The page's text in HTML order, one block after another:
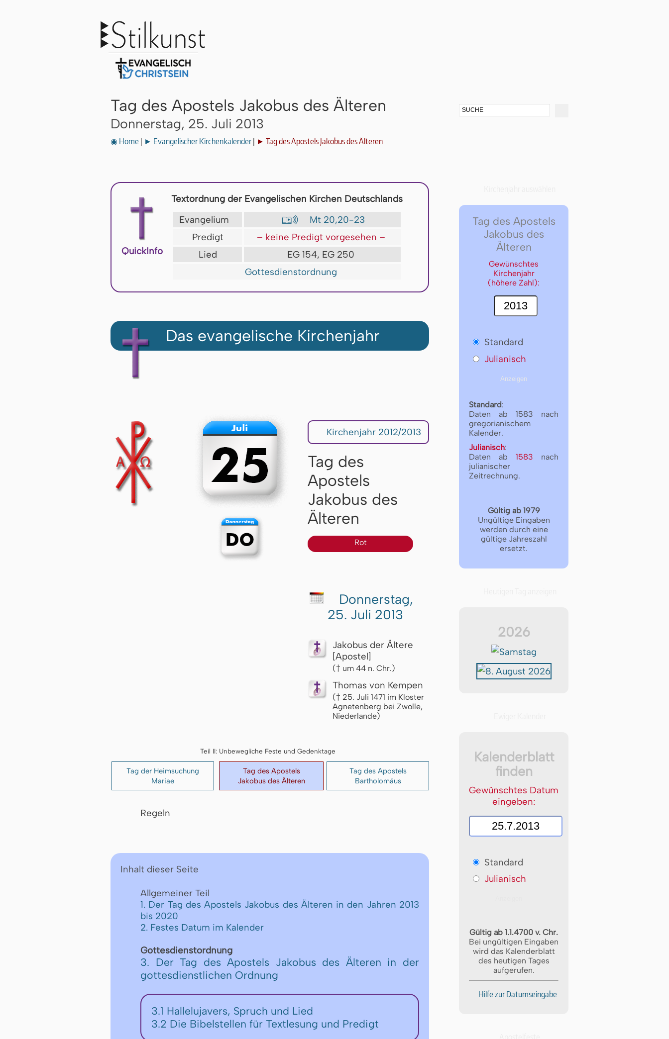
Tag des Apostels Jakobus des Älteren
Donnerstag, 25. Juli 2013
◉ Home ► Evangelischer Kirchenkalender| ► Tag des Apostels Jakobus des Älteren
QuickInfo
Textordnung der Evangelischen Kirchen Deutschlands
Evangelium

Mt 20,20-23
Predigt
– keine Predigt vorgesehen –
Lied
EG 154, EG 250
Gottesdienstordnung
Das evangelische Kirchenjahr
Kirchenjahr 2012/2013
Tag des
Apostels
Jakobus des
Älteren
Rot
Donnerstag,
25. Juli 2013
Jakobus der Ältere
[Apostel]
(† um 44 n. Chr.)
Thomas von Kempen
(† 25. Juli 1471 im Kloster
Agnetenberg bei Zwolle,
Niederlande)
Teil II: Unbewegliche Feste und Gedenktage
Tag der Heimsuchung
Mariae
Tag des Apostels
Jakobus des Älteren
Tag des Apostels
Bartholomäus
Regeln
Inhalt dieser Seite
Allgemeiner Teil
1. Der Tag des Apostels Jakobus des Älteren in den Jahren 2013
bis 2020
2. Festes Datum im Kalender
Gottesdienstordnung
3. Der Tag des Apostels Jakobus des Älteren in der
gottesdienstlichen Ordnung
3.1 Hallelujavers, Spruch und Lied
3.2 Die Bibelstellen für Textlesung und Predigt
Tag des Apostels
Jakobus des
Älteren
Gewünschtes
Kirchenjahr
(höhere Zahl):
Standard
Julianisch
Standard:
Daten ab 1583 nach
gregorianischem
Kalender.
Julianisch:
Daten ab 1583 nach
julianischer
Zeitrechnung.
Gültig ab 1979
Ungültige Eingaben
werden durch eine
gültige Jahreszahl
ersetzt.
2026
Kalenderblatt
finden
Gewünschtes Datum
eingeben:
Standard
Julianisch
Gültig ab 1.1.4700 v. Chr.
Bei ungültigen Eingaben
wird das Kalenderblatt
des heutigen Tages
aufgerufen.
Hilfe zur Datumseingabe